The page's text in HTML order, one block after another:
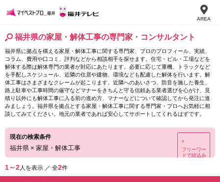
AREA
福井県の家屋・解体工事の専門家・コンサルタント
福井県に拠点を構える家屋・解体工事に関する専門家、プロのプロフィール、実績、
コラム、費用や口コミ、評判などから相談相手を探せます。住宅・ビル・工場などを
解体する際は解体専門の業者が対応にあたります。必要に応じて重機、トラックなど
を手配しスケジュール、近隣の住居や建物、環境なども配慮した解体を行います。解
体工事はさまざまなクレームが起こります。近隣へのあいさつ、防音を施した養生、
路上駐車や工事時間の厳守などマナーをきちんと守る信頼ある業者選びを心がけ、見
積り以外にも解体工事に入る前の進め方、マナーなどについて確認してから発注に進
みましょう。福井県を拠点とする家屋・解体工事に関する専門家・プロへお気軽に相
談してみてください。地元の業者であれば安心してサポートしてくれるはずです。
現在の検索条件
福井県 × 家屋・解体工事
＋
フリーワー
ドで絞込み
1～2人を表示 ／ 全2件